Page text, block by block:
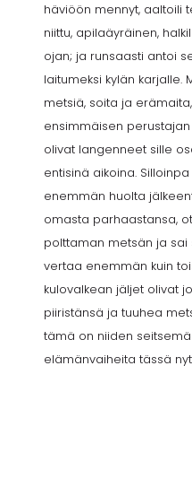
häviöön mennyt, aaltoili
niittu, apilaäyräinen,
ojan; ja runsaasti antoi
laitumeksi kylän karjalle.
metsiä, soita ja
ensimmäisen
olivat langenneet sille
entisinä aikoina.
enemmän huolta
omasta parhaastansa,
polttaman metsän ja sai
vertaa enemmän kuin
kulovalkean jäljet olivat
piiristänsä ja tuuhea
tämä on niiden
elämänvaiheita tässä